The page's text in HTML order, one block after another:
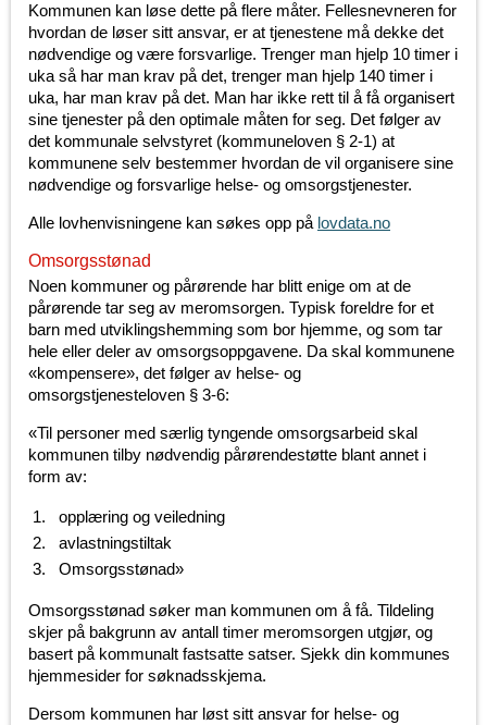
Kommunen kan løse dette på flere måter. Fellesnevneren for
hvordan de løser sitt ansvar, er at tjenestene må dekke det
nødvendige og være forsvarlige. Trenger man hjelp 10 timer i
uka så har man krav på det, trenger man hjelp 140 timer i
uka, har man krav på det. Man har ikke rett til å få organisert
sine tjenester på den optimale måten for seg. Det følger av
det kommunale selvstyret (kommuneloven § 2-1) at
kommunene selv bestemmer hvordan de vil organisere sine
nødvendige og forsvarlige helse- og omsorgstjenester.
Alle lovhenvisningene kan søkes opp på lovdata.no
Omsorgsstønad
Noen kommuner og pårørende har blitt enige om at de
pårørende tar seg av meromsorgen. Typisk foreldre for et
barn med utviklingshemming som bor hjemme, og som tar
hele eller deler av omsorgsoppgavene. Da skal kommunene
«kompensere», det følger av helse- og
omsorgstjenesteloven § 3-6:
«Til personer med særlig tyngende omsorgsarbeid skal
kommunen tilby nødvendig pårørendestøtte blant annet i
form av:
opplæring og veiledning
avlastningstiltak
Omsorgsstønad»
Omsorgsstønad søker man kommunen om å få. Tildeling
skjer på bakgrunn av antall timer meromsorgen utgjør, og
basert på kommunalt fastsatte satser. Sjekk din kommunes
hjemmesider for søknadsskjema.
Dersom kommunen har løst sitt ansvar for helse- og